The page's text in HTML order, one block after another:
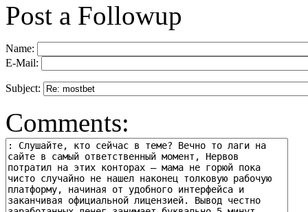
Post a Followup
Name:
E-Mail:
Subject:
Comments: